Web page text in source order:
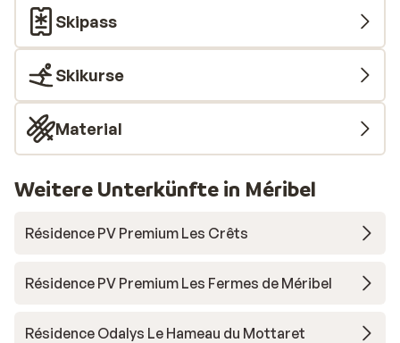
Skipass
Skikurse
Material
Weitere Unterkünfte in Méribel
Résidence PV Premium Les Crêts
Résidence PV Premium Les Fermes de Méribel
Résidence Odalys Le Hameau du Mottaret